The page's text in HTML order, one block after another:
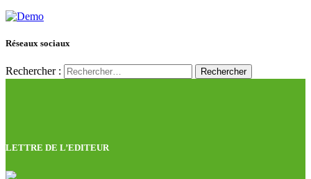
Réseaux sociaux
Rechercher :
LETTRE DE L’EDITEUR